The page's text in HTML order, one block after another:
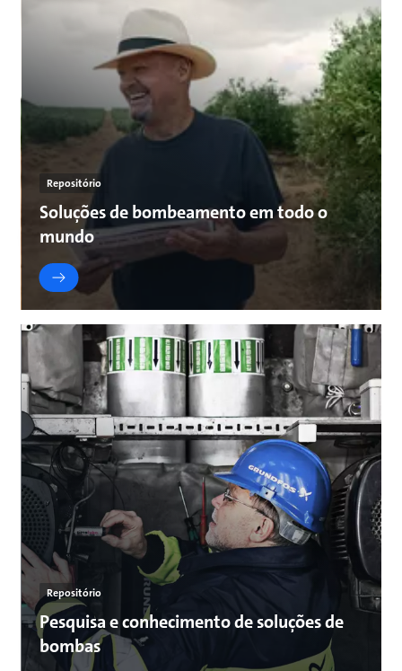
Repositório
Soluções de bombeamento em todo o
mundo
Repositório
Pesquisa e conhecimento de soluções de
bombas